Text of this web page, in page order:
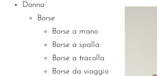
Donna
Borse
Borse a mano
Borse a spalla
Borse a tracolla
Borse da viaggio